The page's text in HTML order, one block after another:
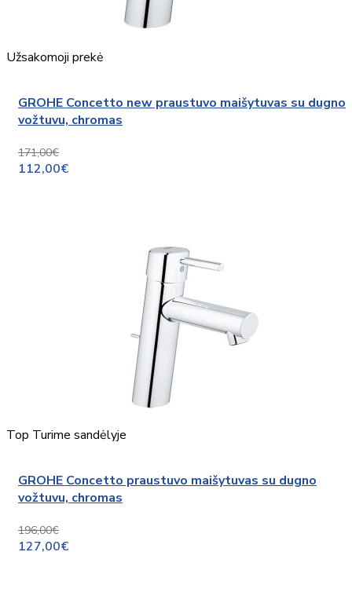
Užsakomoji prekė
GROHE Concetto new praustuvo maišytuvas su dugno
vožtuvu, chromas
171,00€
112,00€
Top Turime sandėlyje
GROHE Concetto praustuvo maišytuvas su dugno
vožtuvu, chromas
196,00€
127,00€